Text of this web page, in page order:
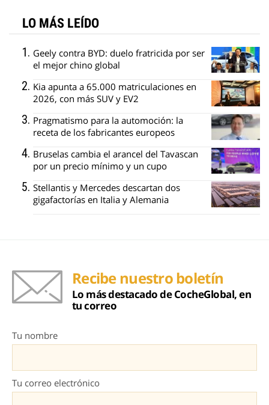
LO MÁS LEÍDO
Geely contra BYD: duelo fratricida por ser
el mejor chino global
Kia apunta a 65.000 matriculaciones en
2026, con más SUV y EV2
Pragmatismo para la automoción: la
receta de los fabricantes europeos
Bruselas cambia el arancel del Tavascan
por un precio mínimo y un cupo
Stellantis y Mercedes descartan dos
gigafactorías en Italia y Alemania
Recibe nuestro boletín
Lo más destacado de CocheGlobal, en
tu correo
Tu nombre
Tu correo electrónico